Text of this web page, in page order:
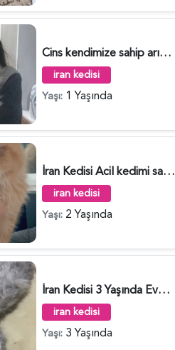
Cins kendimize sahip arıyorm 1 Yaşında - 5325
iran kedisi
Yaşı: 1 Yaşında
İran Kedisi Acil kedimi sahiplendiriyorum - 5317
iran kedisi
Yaşı: 2 Yaşında
İran Kedisi 3 Yaşında Eva Yuva Arıyor - 5280
iran kedisi
Yaşı: 3 Yaşında